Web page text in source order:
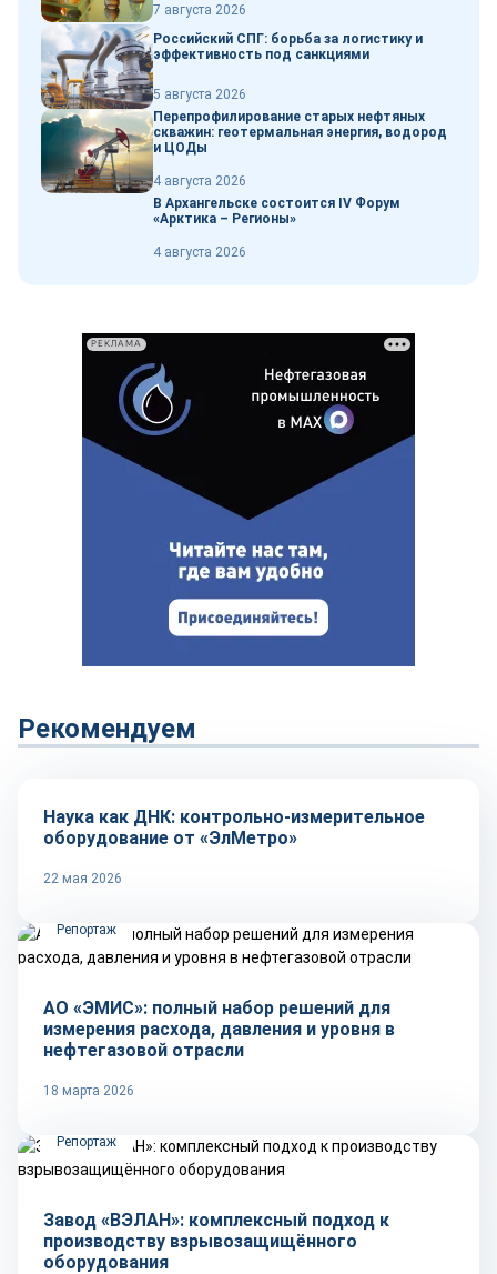
7 августа 2026
Российский СПГ: борьба за логистику и
эффективность под санкциями
5 августа 2026
Перепрофилирование старых нефтяных
скважин: геотермальная энергия, водород
и ЦОДы
4 августа 2026
В Архангельске состоится IV Форум
«Арктика – Регионы»
4 августа 2026
РЕКЛАМА
Рекомендуем
Репортаж
Наука как ДНК: контрольно-измерительное
оборудование от «ЭлМетро»
22 мая 2026
Репортаж
АО «ЭМИС»: полный набор решений для
измерения расхода, давления и уровня в
нефтегазовой отрасли
18 марта 2026
Репортаж
Завод «ВЭЛАН»: комплексный подход к
производству взрывозащищённого
оборудования